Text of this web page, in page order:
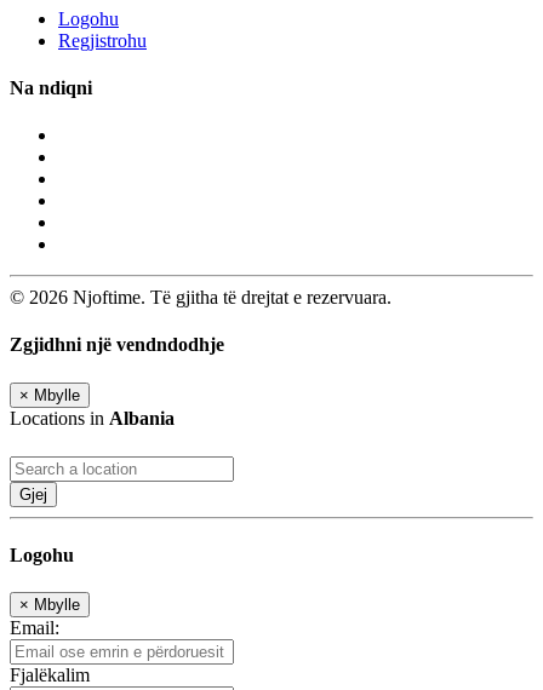
Logohu
Regjistrohu
Na ndiqni
© 2026 Njoftime. Të gjitha të drejtat e rezervuara.
Zgjidhni një vendndodhje
× Mbylle
Locations in Albania
Gjej
Logohu
× Mbylle
Email:
Fjalëkalim